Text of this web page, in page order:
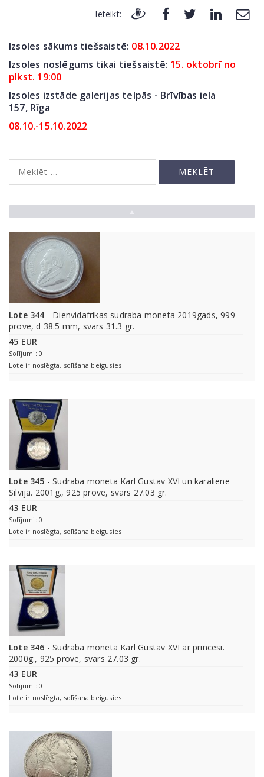
Ieteikt:
Izsoles sākums tiešsaistē: 08.10.2022
Izsoles noslēgums tikai tiešsaistē: 15. oktobrī no
plkst. 19:00
Izsoles izstāde galerijas telpās - Brīvības iela
157, Rīga
08.10.-15.10.2022
Lote 344 - Dienvidafrikas sudraba moneta 2019gads, 999
prove, d 38.5 mm, svars 31.3 gr.
45 EUR
Solījumi: 0
Lote ir noslēgta, solīšana beigusies
Lote 345 - Sudraba moneta Karl Gustav XVI un karaliene
Silvīja. 2001g., 925 prove, svars 27.03 gr.
43 EUR
Solījumi: 0
Lote ir noslēgta, solīšana beigusies
Lote 346 - Sudraba moneta Karl Gustav XVI ar princesi.
2000g., 925 prove, svars 27.03 gr.
43 EUR
Solījumi: 0
Lote ir noslēgta, solīšana beigusies